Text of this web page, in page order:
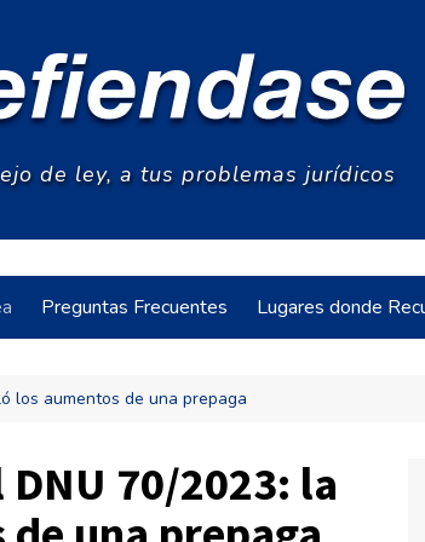
de ley, a tus problemas jurídicos
Preguntas Frecuentes Lugares donde
los aumentos de una prepaga
70/2023: la